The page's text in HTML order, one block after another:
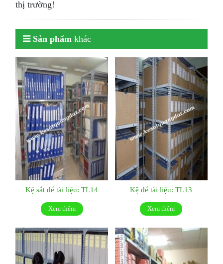
thị trường!
Sản phẩm khác
Kệ sắt để tài liệu: TL14
Xem thêm
Kệ để tài liệu: TL13
Xem thêm